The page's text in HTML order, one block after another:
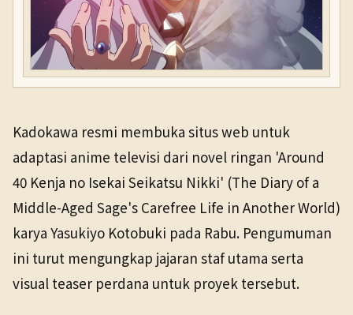
Kadokawa resmi membuka situs web untuk
adaptasi anime televisi dari novel ringan 'Around
40 Kenja no Isekai Seikatsu Nikki' (The Diary of a
Middle-Aged Sage's Carefree Life in Another World)
karya Yasukiyo Kotobuki pada Rabu. Pengumuman
ini turut mengungkap jajaran staf utama serta
visual teaser perdana untuk proyek tersebut.